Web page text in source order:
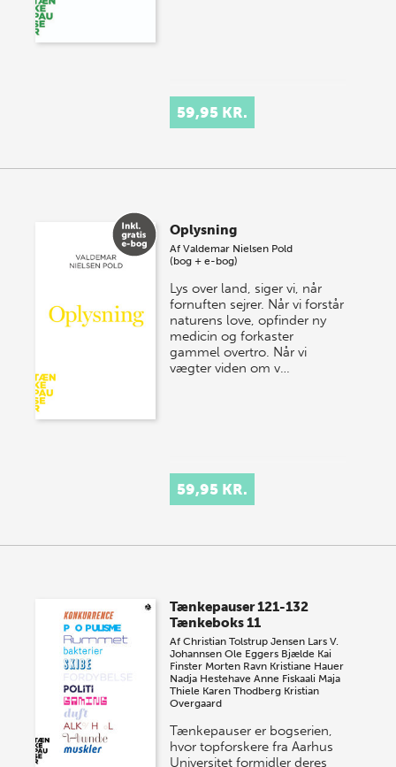
59,95 KR.
Oplysning
AfValdemar Nielsen Pold
(bog + e-bog)
Lys over land, siger vi, når
fornuften sejrer. Når vi forstår
naturens love, opfinder ny
medicin og forkaster
gammel overtro. Når vi
vægter viden om v…
59,95 KR.
Tænkepauser 121-132
Tænkeboks 11
AfChristian Tolstrup Jensen Lars V.
Johannsen Ole Eggers Bjælde Kai
Finster Morten Ravn Kristiane Hauer
Nadja Hestehave Anne Fiskaali Maja
Thiele Karen Thodberg Kristian
Overgaard
Tænkepauser er bogserien,
hvor topforskere fra Aarhus
Universitet formidler deres